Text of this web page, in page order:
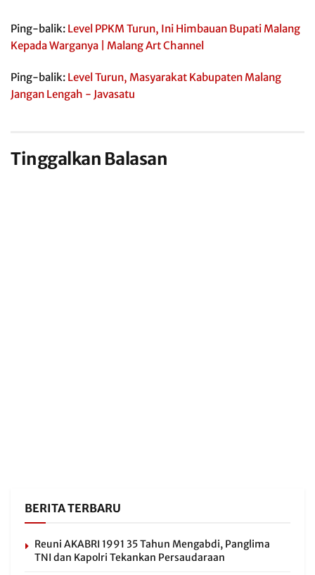
Ping-balik: Level PPKM Turun, Ini Himbauan Bupati Malang
Kepada Warganya | Malang Art Channel
Ping-balik: Level Turun, Masyarakat Kabupaten Malang
Jangan Lengah - Javasatu
Tinggalkan Balasan
BERITA TERBARU
Reuni AKABRI 1991 35 Tahun Mengabdi, Panglima
TNI dan Kapolri Tekankan Persaudaraan